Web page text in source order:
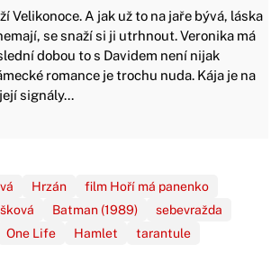
Velikonoce. A jak už to na jaře bývá, láska
se snaží si ji utrhnout. Veronika má
dobou to s Davidem není nijak
romance je trochu nuda. Kája je na
signály...
Hrzán
film Hoří má panenko
Batman (1989)
sebevražda
One Life Hamlet tarantule